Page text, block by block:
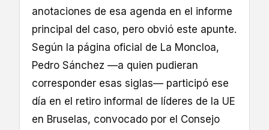
anotaciones de esa agenda en el informe
principal del caso, pero obvió este apunte.
Según la página oficial de La Moncloa,
Pedro Sánchez —a quien pudieran
corresponder esas siglas— participó ese
día en el retiro informal de líderes de la UE
en Bruselas, convocado por el Consejo